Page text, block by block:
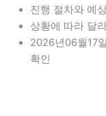
진행 절차와 예
상황에 따라 달
2026년06월17
확인